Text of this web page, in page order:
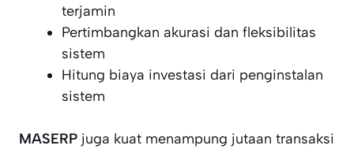
terjamin
Pertimbangkan akurasi dan fleksibilitas
sistem
Hitung biaya investasi dari penginstalan
sistem
MASERP juga kuat menampung jutaan transaksi